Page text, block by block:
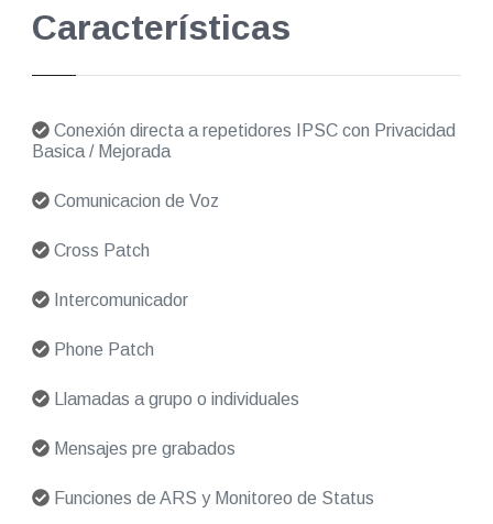
Características
Conexión directa a repetidores IPSC con Privacidad
Basica / Mejorada
Comunicacion de Voz
Cross Patch
Intercomunicador
Phone Patch
Llamadas a grupo o individuales
Mensajes pre grabados
Funciones de ARS y Monitoreo de Status